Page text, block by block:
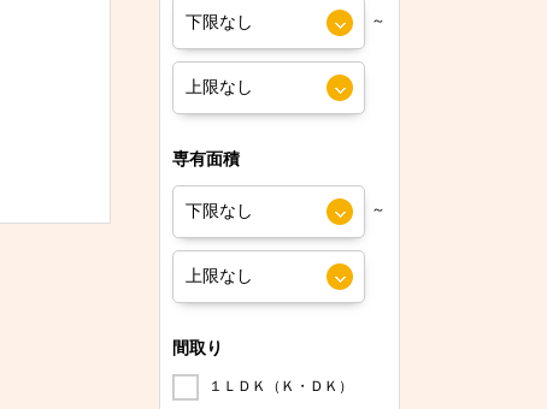
～
専有面積
～
間取り
１ＬＤＫ（Ｋ・ＤＫ）